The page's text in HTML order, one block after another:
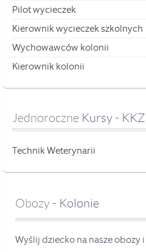
Pilot wycieczek
Kierownik wycieczek szkolnych
Wychowawców kolonii
Kierownik kolonii
Jednoroczne Kursy - KKZ
Technik Weterynarii
Obozy - Kolonie
Wyślij dziecko na nasze obozy